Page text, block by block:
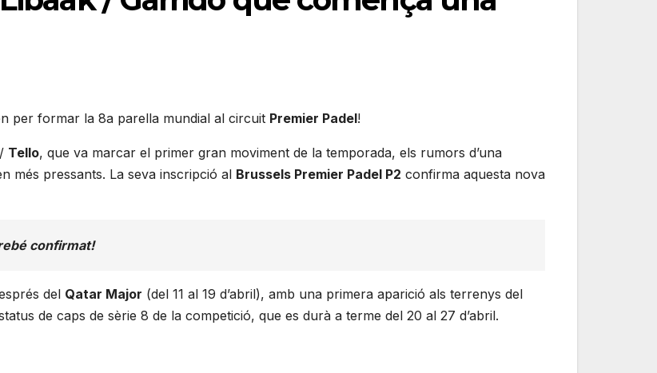
per formar la 8a parella mundial al circuit Premier Padel!
/ Tello, que va marcar el primer gran moviment de la temporada, els rumors d’una
més pressants. La seva inscripció al Brussels Premier Padel P2 confirma aquesta nova
confirmat!
del Qatar Major (del 11 al 19 d’abril), amb una primera aparició als terrenys del
de caps de sèrie 8 de la competició, que es durà a terme del 20 al 27 d’abril.